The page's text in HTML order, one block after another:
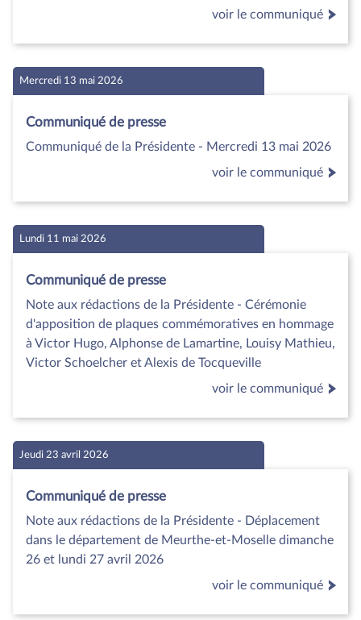
voir le communiqué
Mercredi 13 mai 2026
Communiqué de presse
Communiqué de la Présidente - Mercredi 13 mai 2026
voir le communiqué
Lundi 11 mai 2026
Communiqué de presse
Note aux rédactions de la Présidente - Cérémonie
d'apposition de plaques commémoratives en hommage
à Victor Hugo, Alphonse de Lamartine, Louisy Mathieu,
Victor Schoelcher et Alexis de Tocqueville
voir le communiqué
Jeudi 23 avril 2026
Communiqué de presse
Note aux rédactions de la Présidente - Déplacement
dans le département de Meurthe-et-Moselle dimanche
26 et lundi 27 avril 2026
voir le communiqué